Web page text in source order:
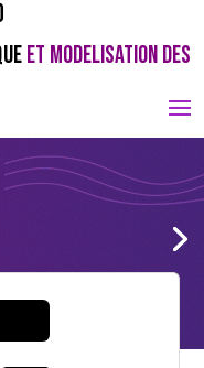
ET MODELISATION DES